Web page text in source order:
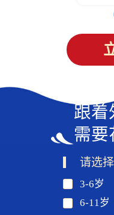
跟着
需要
请选
3-6岁
6-11岁